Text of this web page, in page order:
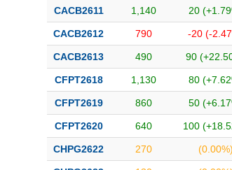
CACB2611 1,140 20
CACB2612 790 -20 (-
CACB2613 490 90
CFPT2618 1,130 80
CFPT2619 860 50
CFPT2620 640 100
CHPG2622 270 (0.00%)